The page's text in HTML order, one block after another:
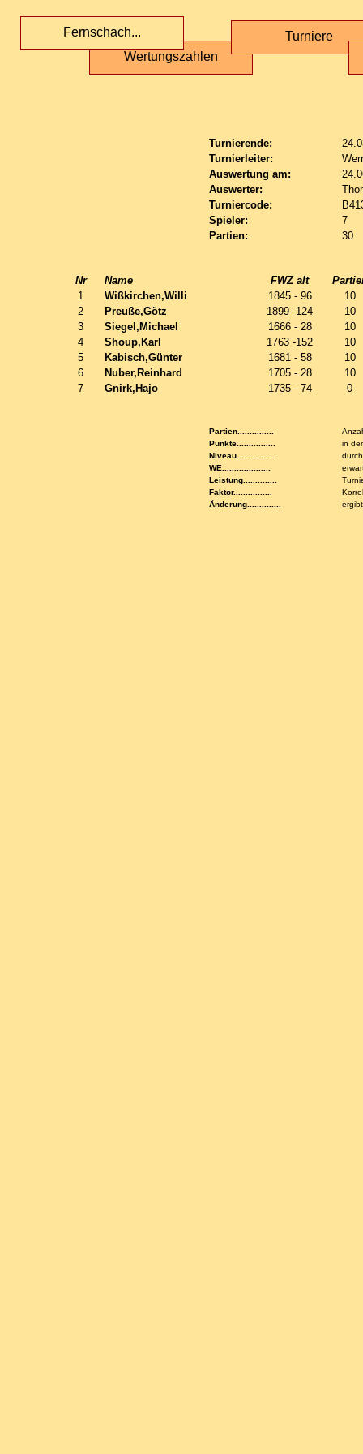
Wertungszahlen
Fernschach... Turniere
Turnierende:
Turnierleiter:
Auswertung am:
Auswerter:
Turniercode:
Spieler:
7
Partien:
30
Nr Name FWZ alt
1
Wißkirchen,Willi 1845 - 96
10
2
Preuße,Götz 1899 -124
10
3
Siegel,Michael 1666 - 28
10
4
Shoup,Karl 1763 -152
10
5
Kabisch,Günter 1681 - 58
10
6
Nuber,Reinhard 1705 - 28
10
7
Gnirk,Hajo 1735 - 74 0
Partien...............
Punkte................
in
Niveau................
WE....................
Leistung..............
Faktor................
Änderung..............